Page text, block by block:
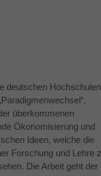
deutschen Hochschulen
überkommenen
Ökonomisierung und
Ideen, welche die
Forschung und Lehre
Die Arbeit geht der